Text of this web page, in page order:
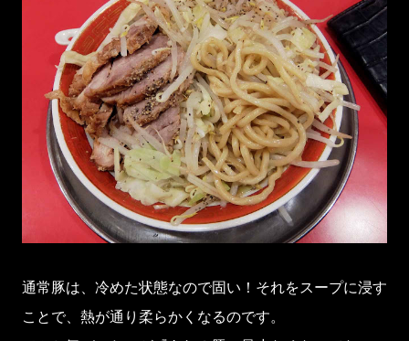
通常豚は、冷めた状態なので固い！それをスープに浸す
ことで、熱が通り柔らかくなるのです。